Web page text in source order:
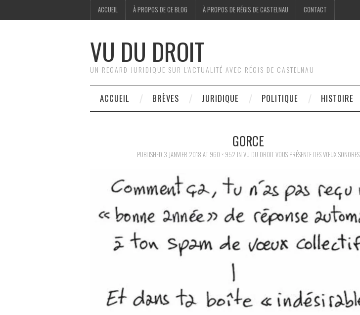
ACCUEIL À PROPOS DE CE BLOG À PROPOS DE RÉGIS DE CASTELNAU CONTACT
VU DU DROIT
UN REGARD JURIDIQUE SUR L'ACTUALITÉ AVEC RÉGIS DE CASTELNAU
ACCUEIL BRÈVES JURIDIQUE POLITIQUE HISTOIRE
GORCE
PUBLISHED 3 JANVIER 2018 AT 960 × 952 IN VU DU DROIT VOUS PRÉSENTE DES VŒUX SONORES